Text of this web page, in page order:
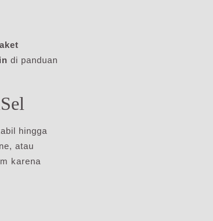
di panduan
hingga
atau
karena